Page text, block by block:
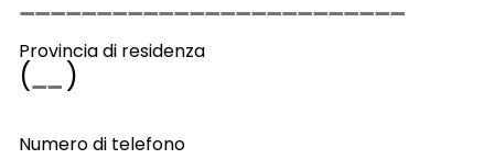
Provincia di residenza
( )
Numero di telefono